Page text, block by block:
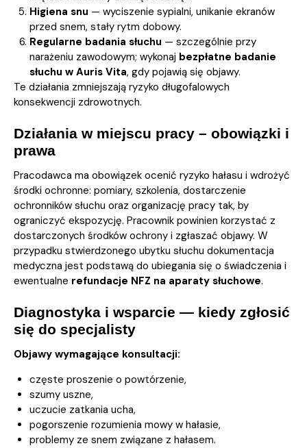
Higiena snu — wyciszenie sypialni, unikanie ekranów
przed snem, stały rytm dobowy.
Regularne badania słuchu — szczególnie przy
narażeniu zawodowym; wykonaj bezpłatne badanie
słuchu w Auris Vita, gdy pojawią się objawy.
Te działania zmniejszają ryzyko długofalowych
konsekwencji zdrowotnych.
Działania w miejscu pracy – obowiązki i
prawa
Pracodawca ma obowiązek ocenić ryzyko hałasu i wdrożyć
środki ochronne: pomiary, szkolenia, dostarczenie
ochronników słuchu oraz organizację pracy tak, by
ograniczyć ekspozycję. Pracownik powinien korzystać z
dostarczonych środków ochrony i zgłaszać objawy. W
przypadku stwierdzonego ubytku słuchu dokumentacja
medyczna jest podstawą do ubiegania się o świadczenia i
ewentualne refundacje NFZ na aparaty słuchowe.
Diagnostyka i wsparcie — kiedy zgłosić
się do specjalisty
Objawy wymagające konsultacji:
częste proszenie o powtórzenie,
szumy uszne,
uczucie zatkania ucha,
pogorszenie rozumienia mowy w hałasie,
problemy ze snem związane z hałasem.